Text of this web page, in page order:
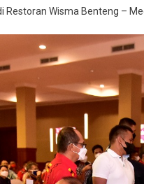
Restoran Wisma Benteng –